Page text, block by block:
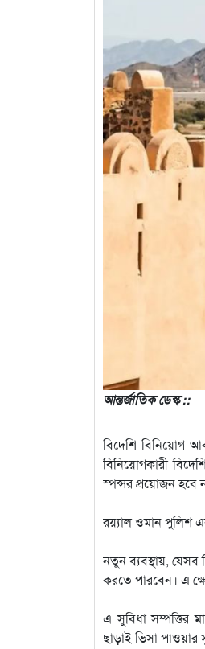
আন্তর্জাতিক ডেস্ক ::
বিদেশি বিনিয়োগ
বিনিয়োগকারী
স্পন্সর প্রয়োজন হবে
রয়্যাল ওমান পুলিশ
নতুন ব্যবস্থায়, যেসব
করতে পারবেন। এ
এ সুবিধা সম্পত্তির
ছাড়াই ভিসা